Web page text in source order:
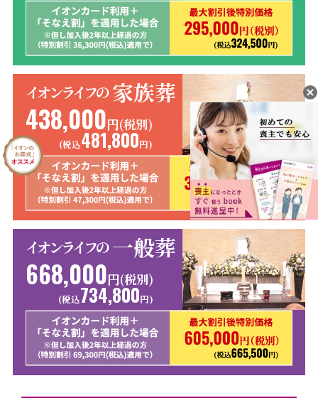
イオンライフの 家族葬
438,000円(税別)
(税込481,800円)
イオンライフの 一般葬
668,000円(税別)
(税込734,800円)